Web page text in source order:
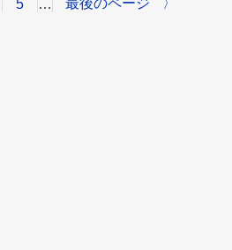
5 … 最後のページ 〉